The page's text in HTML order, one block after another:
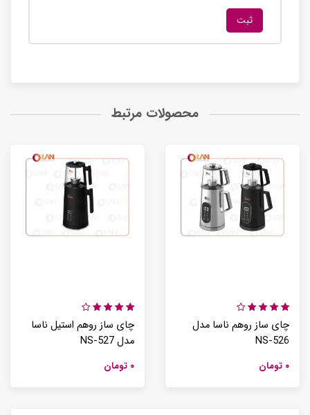
محصولات مرتبط
چای ساز روهم استیل ناسا
مدل NS-527
۰ تومان
چای ساز روهم ناسا مدل
NS-526
۰ تومان